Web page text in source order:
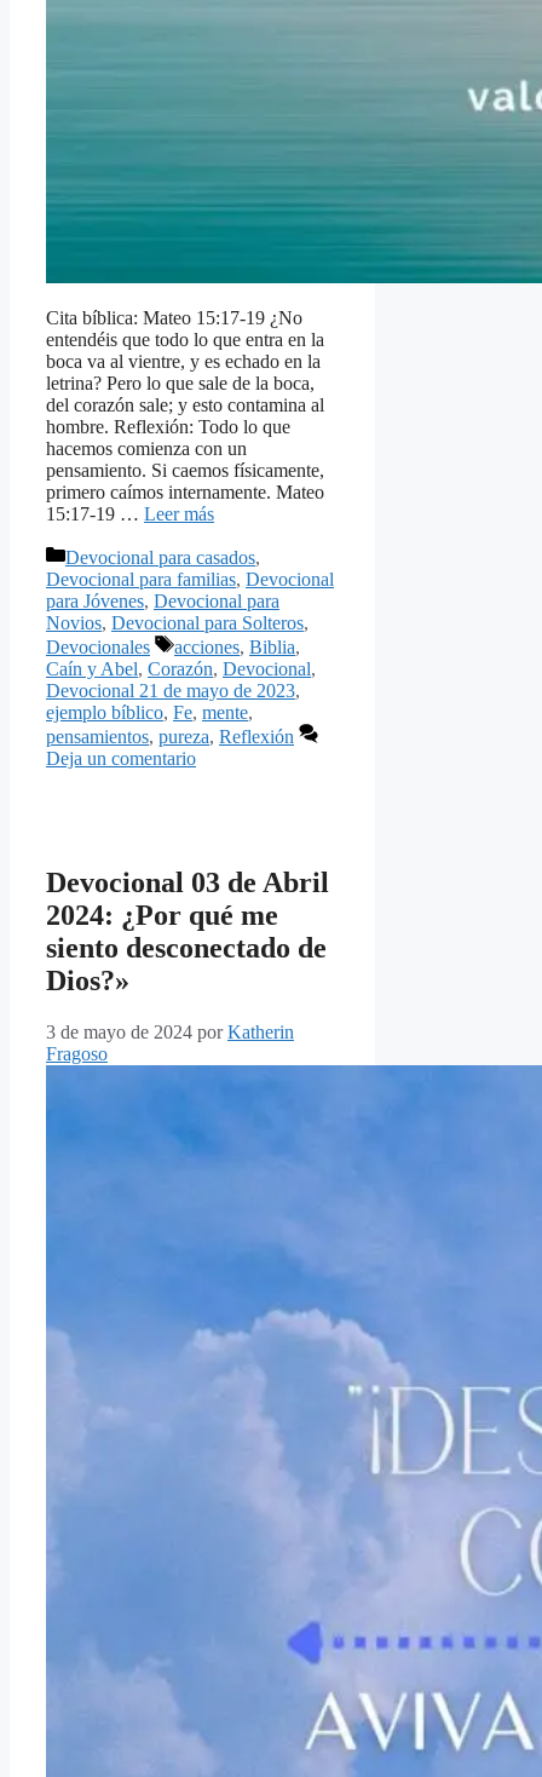
Cita bíblica: Mateo 15:17-19 ¿No
entendéis que todo lo que entra en la
boca va al vientre, y es echado en la
letrina? Pero lo que sale de la boca,
del corazón sale; y esto contamina al
hombre. Reflexión: Todo lo que
hacemos comienza con un
pensamiento. Si caemos físicamente,
primero caímos internamente. Mateo
15:17-19 … Leer más
Categorías
Devocional para casados,
Devocional para familias, Devocional
para Jóvenes, Devocional para
Novios, Devocional para Solteros,
Devocionales
Etiquetas
acciones, Biblia,
Caín y Abel, Corazón, Devocional,
Devocional 21 de mayo de 2023,
ejemplo bíblico, Fe, mente,
pensamientos, pureza, Reflexión
Deja un comentario
Devocional 03 de Abril
2024: ¿Por qué me
siento desconectado de
Dios?»
3 de mayo de 2024 porKatherin
Fragoso